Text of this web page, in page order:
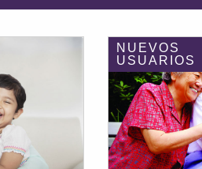
NUEVOS
USUARIOS